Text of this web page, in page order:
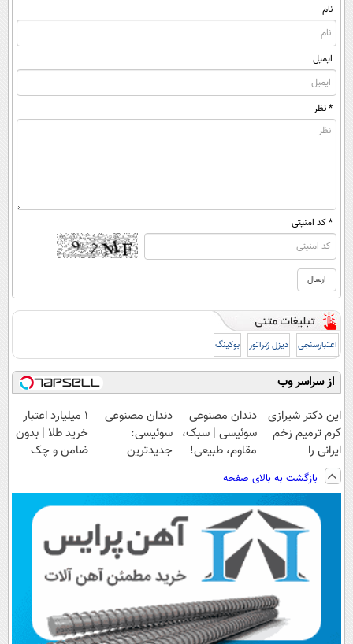
نام
ایمیل
* نظر
* کد امنیتی
اعتبارسنجی دیزل ژنراتور بوکینگ
از سراسر وب
این دکتر شیرازی
کرم ترمیم زخم
ایرانی را
ساخت!!!
دندان مصنوعی
سوئیسی | سبک،
مقاوم، طبیعی!
رایگان+پرداخت
اقساطی😍
دندان مصنوعی
سوئیسی:
جدیدترین
پرداخت قسطی
۱ میلیارد اعتبار
خرید طلا | بدون
ضامن و چک
بازگشت به بالای صفحه